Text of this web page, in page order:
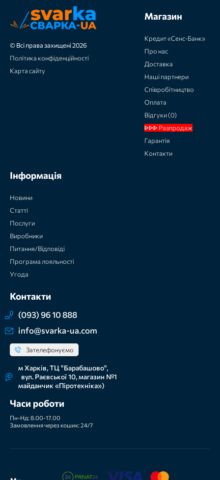
© Всі права захищені 2026
Політика конфіденційності
Карта сайту
Магазин
Кредит «Сенс-Банк»
Про нас
Доставка
Наші партнери
Співробітництво
Оплата
Відгуки (0)
ᐈᐈᐈ Разпродаж
Гарантія
Контакти
Інформація
Новини
Статті
Послуги
Виробники
Питання/Відповіді
Програма лояльності
Угода
Контакти
(093) 96 10 888
info@svarka-ua.com
Зателефонуємо
м Харків, ТЦ "Барабашово",
вул. Раєвської 10, магазин №1
майданчик «Піротехніка»)
Часи роботи
Пн-Нд: 8.00-17.00
Замовлення через кошик: 24/7